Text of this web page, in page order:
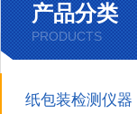
产品分类
PRODUCTS
纸包装检测仪器